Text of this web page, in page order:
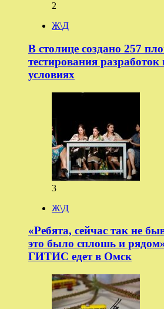
2
Ж\Д
В столице создано 257
тестирования
условиях
3
Ж\Д
«Ребята, сейчас так не
это было сплошь и
ГИТИС едет в Омск